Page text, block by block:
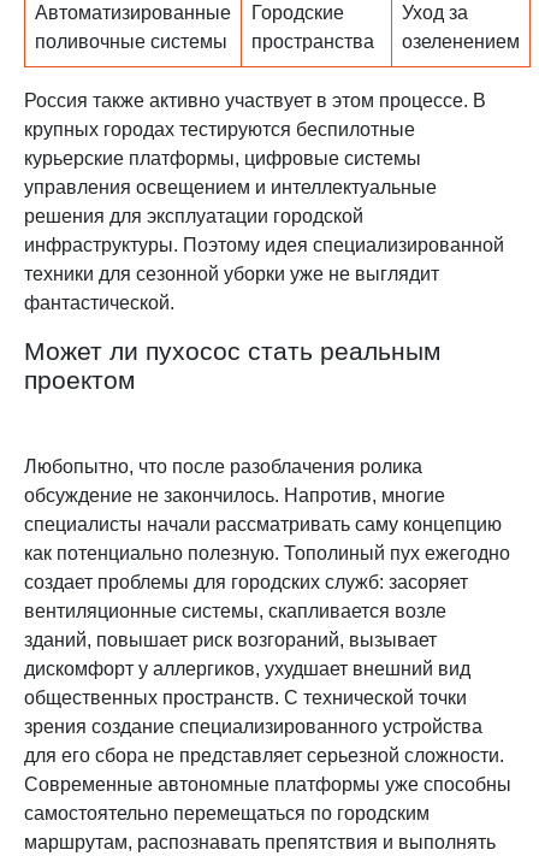
Автоматизированные
поливочные системы
Городские
пространства
Уход за
озеленением
Россия также активно участвует в этом процессе. В
крупных городах тестируются беспилотные
курьерские платформы, цифровые системы
управления освещением и интеллектуальные
решения для эксплуатации городской
инфраструктуры. Поэтому идея специализированной
техники для сезонной уборки уже не выглядит
фантастической.
Может ли пухосос стать реальным
проектом
Любопытно, что после разоблачения ролика
обсуждение не закончилось. Напротив, многие
специалисты начали рассматривать саму концепцию
как потенциально полезную. Тополиный пух ежегодно
создает проблемы для городских служб: засоряет
вентиляционные системы, скапливается возле
зданий, повышает риск возгораний, вызывает
дискомфорт у аллергиков, ухудшает внешний вид
общественных пространств. С технической точки
зрения создание специализированного устройства
для его сбора не представляет серьезной сложности.
Современные автономные платформы уже способны
самостоятельно перемещаться по городским
маршрутам, распознавать препятствия и выполнять